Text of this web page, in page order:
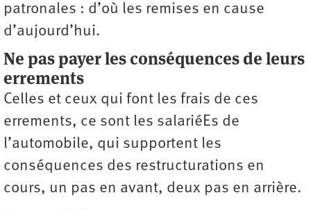
patronales : d’où les remises en cause
d’aujourd’hui.
Ne pas payer les conséquences de leurs
errements
Celles et ceux qui font les frais de ces
errements, ce sont les salariéEs de
l’automobile, qui supportent les
conséquences des restructurations en
cours, un pas en avant, deux pas en arrière.